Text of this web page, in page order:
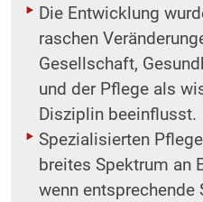
Die Entwicklung
raschen
Gesellschaft,
und der Pflege als
Disziplin beeinflusst.
Spezialisierten
breites Spektrum an
wenn entsprechende